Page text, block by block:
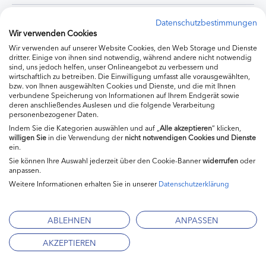
Ernährung
Produkte
Impressum
Mediadaten
Datenschutzerklärung
Datenschutzbestimmungen
Wir verwenden Cookies
Wir verwenden auf unserer Website Cookies, den Web Storage und Dienste
dritter. Einige von ihnen sind notwendig, während andere nicht notwendig
sind, uns jedoch helfen, unser Onlineangebot zu verbessern und
wirtschaftlich zu betreiben. Die Einwilligung umfasst alle vorausgewählten,
bzw. von Ihnen ausgewählten Cookies und Dienste, und die mit Ihnen
verbundene Speicherung von Informationen auf Ihrem Endgerät sowie
deren anschließendes Auslesen und die folgende Verarbeitung
personenbezogener Daten.
Indem Sie die Kategorien auswählen und auf „ Alle akzeptieren“ klicken,
willigenSie in die Verwendung dernicht notwendigen Cookies und Dienste
ein.
Sie können Ihre Auswahl jederzeit über den Cookie-Bannerwiderrufenoder
anpassen.
Weitere Informationen erhalten Sie in unsererDatenschutzerklärung
ABLEHNEN
ANPASSEN
AKZEPTIEREN